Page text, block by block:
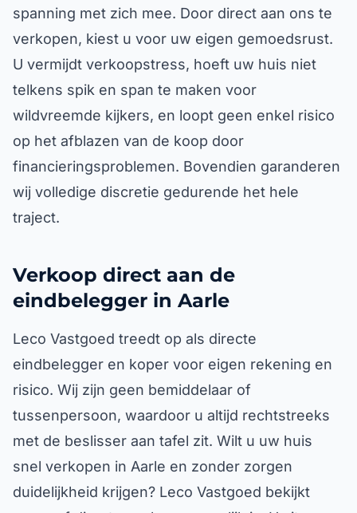
spanning met zich mee. Door direct aan ons te
verkopen, kiest u voor uw eigen gemoedsrust.
U vermijdt verkoopstress, hoeft uw huis niet
telkens spik en span te maken voor
wildvreemde kijkers, en loopt geen enkel risico
op het afblazen van de koop door
financieringsproblemen. Bovendien garanderen
wij volledige discretie gedurende het hele
traject.
Verkoop direct aan de
eindbelegger in Aarle
Leco Vastgoed treedt op als directe
eindbelegger en koper voor eigen rekening en
risico. Wij zijn geen bemiddelaar of
tussenpersoon, waardoor u altijd rechtstreeks
met de beslisser aan tafel zit. Wilt u uw huis
snel verkopen in Aarle en zonder zorgen
duidelijkheid krijgen? Leco Vastgoed bekijkt